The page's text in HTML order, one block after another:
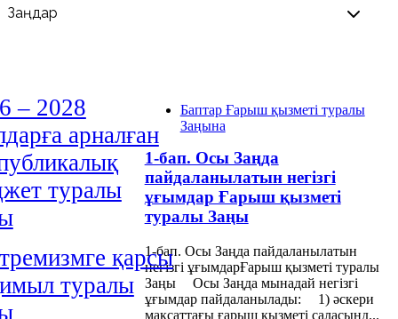
– 2028
арналған
туралы
қарсы
туралы
Баптар Ғарыш қызметі туралы
Заңына
1-бап. Осы Заңда
пайдаланылатын негізгі
ұғымдар Ғарыш қызметі
туралы Заңы
1-бап. Осы Заңда пайдаланылатын
негізгі ұғымдарҒарыш қызметі туралы
Заңы Осы Заңда мынадай негізгі
ұғымдар пайдаланылады: 1) әскери
мақсаттағы ғарыш қызметі саласынд...